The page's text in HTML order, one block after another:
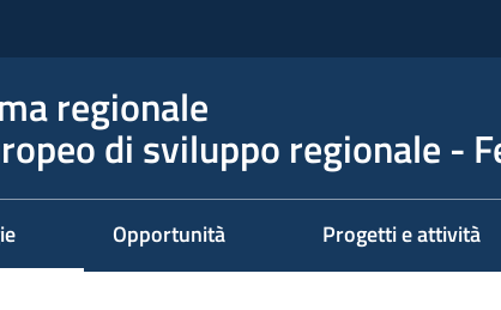
regionale
di sviluppo regionale -
Opportunità Progetti e attività